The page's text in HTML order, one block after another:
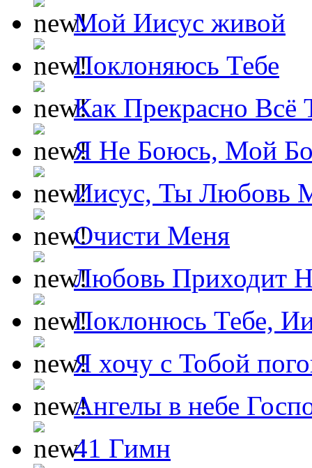
Мой Иисус живой
Поклоняюсь Тебе
Как Прекрасно Всё
Я Не Боюсь, Мой
Иисус, Ты Любовь
Очисти Меня
Любовь Приходит
Поклонюсь Тебе,
Я хочу с Тобой
Ангелы в небе
41 Гимн